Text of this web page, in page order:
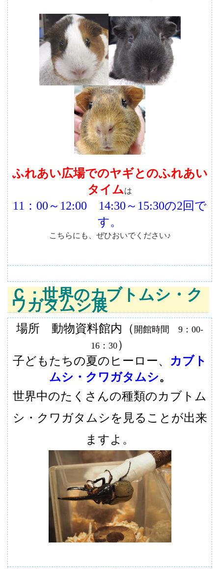
ふれあい広場でのヤギとのふれあい
タイムは
11：00～12:00 14:30～15:30の2回で
す。
こちらにも、ぜひおいでください♪
Ｃ：世界のカブトムシ・ク
ワガタムシ展
場所 動物資料館内（ 開館時間 9：00-
16：30）
子どもたちの夏のヒーロー、 カブト
ムシ・クワガタムシ。
世界中のたくさんの種類のカブトム
シ・クワガタムシを見ることが出来
ますよ。